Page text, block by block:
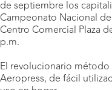
de septiembre los
Campeonato Nacional
Centro Comercial Plaza
p.m.
El revolucionario
Aeropress, de fácil